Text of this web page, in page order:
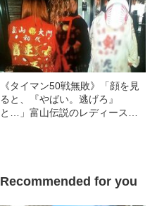
《タイマン50戦無敗》「顔を見
ると、『やばい。逃げろ』
と…」富山伝説のレディース初
Recommended for you